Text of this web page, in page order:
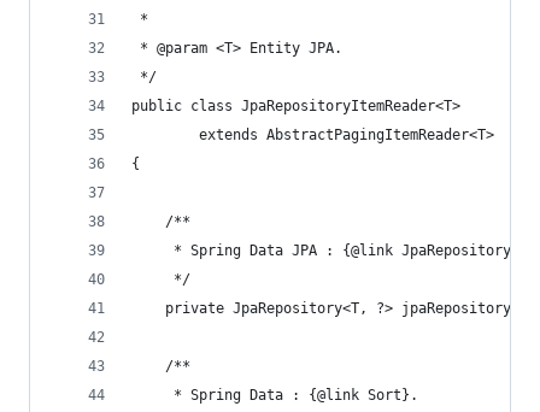
*
* @param <T> Entity JPA.
*/
public class JpaRepositoryItemReader<T>
        extends AbstractPagingItemReader<T>
{
    /**
     * Spring Data JPA : {@link JpaRepository}.
     */
    private JpaRepository<T, ?> jpaRepository;
    /**
     * Spring Data : {@link Sort}.